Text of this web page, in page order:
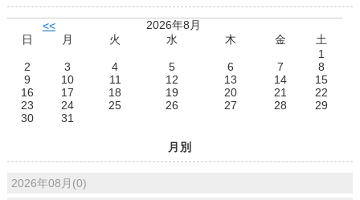
<<
2026年8月
日
月 火 水 木 金
土
1
2
3 4 5 6 7
8
9
10 11 12 13 14
15
16
17 18 19 20 21
22
23
24 25 26 27 28
29
30
31
月別
2026年08月(0)